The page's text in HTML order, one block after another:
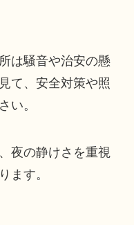
は騒音や治安の懸
て、安全対策や照
い。
夜の静けさを重視
ます。